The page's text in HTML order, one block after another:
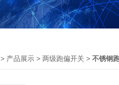
> 产品展示 > 两级跑偏开关 > 不锈钢